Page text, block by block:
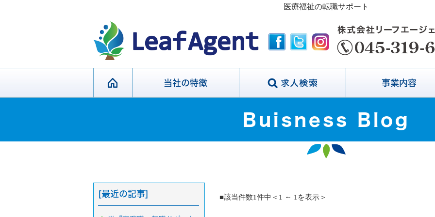
医療福祉の転職サポート
当社の特徴 事業内容
Buisness Blog
■該当件数1件中＜1 ～ 1を表示＞
[最近の記事]